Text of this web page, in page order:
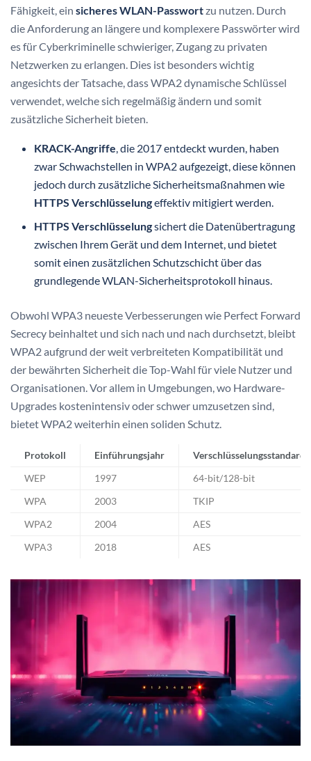
Fähigkeit, ein sicheres WLAN-Passwortzu nutzen. Durch
die Anforderung an längere und komplexere Passwörter wird
es für Cyberkriminelle schwieriger, Zugang zu privaten
Netzwerken zu erlangen. Dies ist besonders wichtig
angesichts der Tatsache, dass WPA2 dynamische Schlüssel
verwendet, welche sich regelmäßig ändern und somit
zusätzliche Sicherheit bieten.
KRACK-Angriffe, die 2017 entdeckt wurden, haben
zwar Schwachstellen in WPA2 aufgezeigt, diese können
jedoch durch zusätzliche Sicherheitsmaßnahmen wie
HTTPS Verschlüsselungeffektiv mitigiert werden.
HTTPS Verschlüsselungsichert die Datenübertragung
zwischen Ihrem Gerät und dem Internet, und bietet
somit einen zusätzlichen Schutzschicht über das
grundlegende WLAN-Sicherheitsprotokoll hinaus.
Obwohl WPA3 neueste Verbesserungen wie Perfect Forward
Secrecy beinhaltet und sich nach und nach durchsetzt, bleibt
WPA2 aufgrund der weit verbreiteten Kompatibilität und
der bewährten Sicherheit die Top-Wahl für viele Nutzer und
Organisationen. Vor allem in Umgebungen, wo Hardware-
Upgrades kostenintensiv oder schwer umzusetzen sind,
bietet WPA2 weiterhin einen soliden Schutz.
Protokoll Einführungsjahr Verschlüsselungsstandard
WEP 1997 64-bit/128-bit
WPA 2003 TKIP
WPA2 2004 AES
WPA3 2018 AES